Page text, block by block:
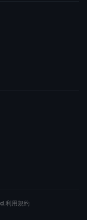
利用規約